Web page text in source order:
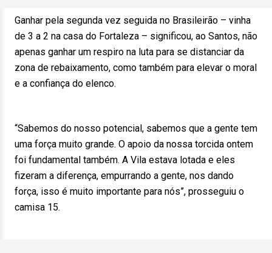
Ganhar pela segunda vez seguida no Brasileirão – vinha
de 3 a 2 na casa do Fortaleza – significou, ao Santos, não
apenas ganhar um respiro na luta para se distanciar da
zona de rebaixamento, como também para elevar o moral
e a confiança do elenco.
“Sabemos do nosso potencial, sabemos que a gente tem
uma força muito grande. O apoio da nossa torcida ontem
foi fundamental também. A Vila estava lotada e eles
fizeram a diferença, empurrando a gente, nos dando
força, isso é muito importante para nós”, prosseguiu o
camisa 15.